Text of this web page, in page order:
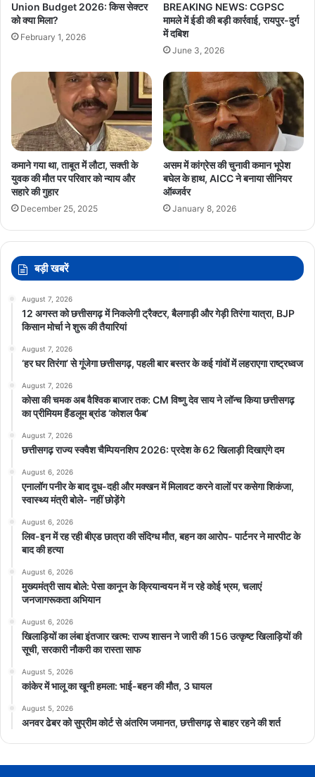
Union Budget 2026: किस सेक्टर
को क्या मिला?
February 1, 2026
BREAKING NEWS: CGPSC
मामले में ईडी की बड़ी कार्रवाई, रायपुर-दुर्ग
में दबिश
June 3, 2026
कमाने गया था, ताबूत में लौटा, सक्ती के
युवक की मौत पर परिवार को न्याय और
सहारे की गुहार
December 25, 2025
असम में कांग्रेस की चुनावी कमान भूपेश
बघेल के हाथ, AICC ने बनाया सीनियर
ऑब्जर्वर
January 8, 2026
बड़ी खबरें
August 7, 2026
12 अगस्त को छत्तीसगढ़ में निकलेगी ट्रैक्टर, बैलगाड़ी और गेड़ी तिरंगा यात्रा, BJP
किसान मोर्चा ने शुरू की तैयारियां
August 7, 2026
‘हर घर तिरंगा’ से गूंजेगा छत्तीसगढ़, पहली बार बस्तर के कई गांवों में लहराएगा राष्ट्रध्वज
August 7, 2026
कोसा की चमक अब वैश्विक बाजार तक: CM विष्णु देव साय ने लॉन्च किया छत्तीसगढ़
का प्रीमियम हैंडलूम ब्रांड ‘कोशल फैब’
August 7, 2026
छत्तीसगढ़ राज्य स्क्वैश चैम्पियनशिप 2026: प्रदेश के 62 खिलाड़ी दिखाएंगे दम
August 6, 2026
एनालॉग पनीर के बाद दूध-दही और मक्खन में मिलावट करने वालों पर कसेगा शिकंजा,
स्वास्थ्य मंत्री बोले- नहीं छोड़ेंगे
August 6, 2026
लिव-इन में रह रही बीएड छात्रा की संदिग्ध मौत, बहन का आरोप- पार्टनर ने मारपीट के
बाद की हत्या
August 6, 2026
मुख्यमंत्री साय बोले: पेसा कानून के क्रियान्वयन में न रहे कोई भ्रम, चलाएं
जनजागरूकता अभियान
August 6, 2026
खिलाड़ियों का लंबा इंतजार खत्म: राज्य शासन ने जारी की 156 उत्कृष्ट खिलाड़ियों की
सूची, सरकारी नौकरी का रास्ता साफ
August 5, 2026
कांकेर में भालू का खूनी हमला: भाई-बहन की मौत, 3 घायल
August 5, 2026
अनवर ढेबर को सुप्रीम कोर्ट से अंतरिम जमानत, छत्तीसगढ़ से बाहर रहने की शर्त